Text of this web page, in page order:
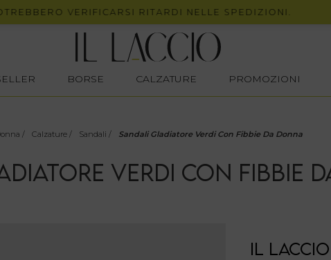
VERIFICARSI RITARDI NELLE SPEDIZIONI.
BORSE CALZATURE PROMOZIONI
/ Calzature/ Sandali / Sandali Gladiatore Verdi Con Fibbie Da Donna
VERDI CON FIBBIE
IL LACCIO